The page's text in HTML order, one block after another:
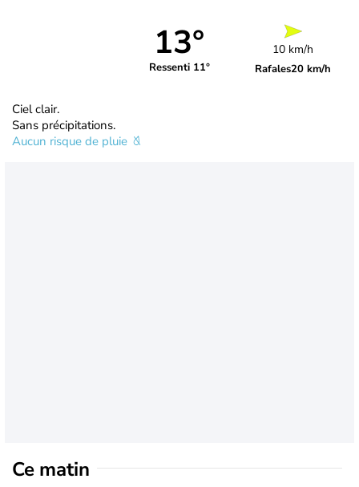
13°
Ressenti 11°
10 km/h
Rafales20 km/h
Ciel clair.
Sans précipitations.
Aucun risque de pluie
Ce matin